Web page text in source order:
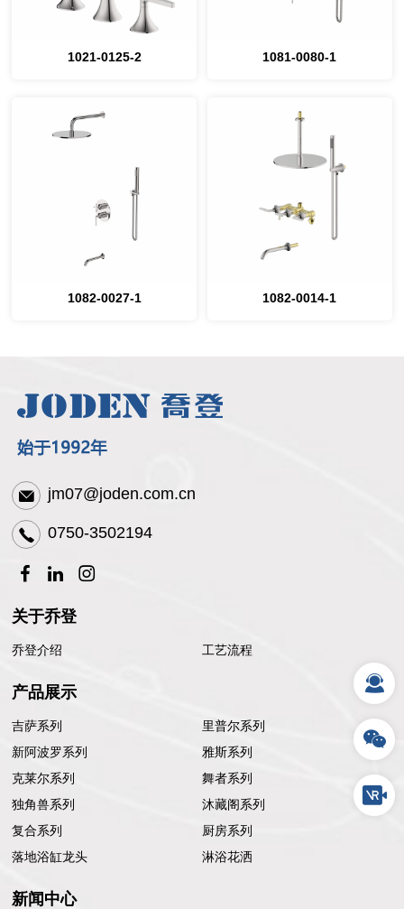
1021-0125-2 1081-0080-1
1082-0027-1 1082-0014-1
jm07@joden.com.cn
0750-3502194
关于乔登
乔登介绍 工艺流程
产品展示
吉萨系列
里普尔系列
新阿波罗系列
雅斯系列
克莱尔系列
舞者系列
独角兽系列
沐藏阁系列
复合系列
厨房系列
落地浴缸龙头
淋浴花洒
新闻中心